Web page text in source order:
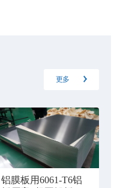
更多
铝膜板用6061-T6铝